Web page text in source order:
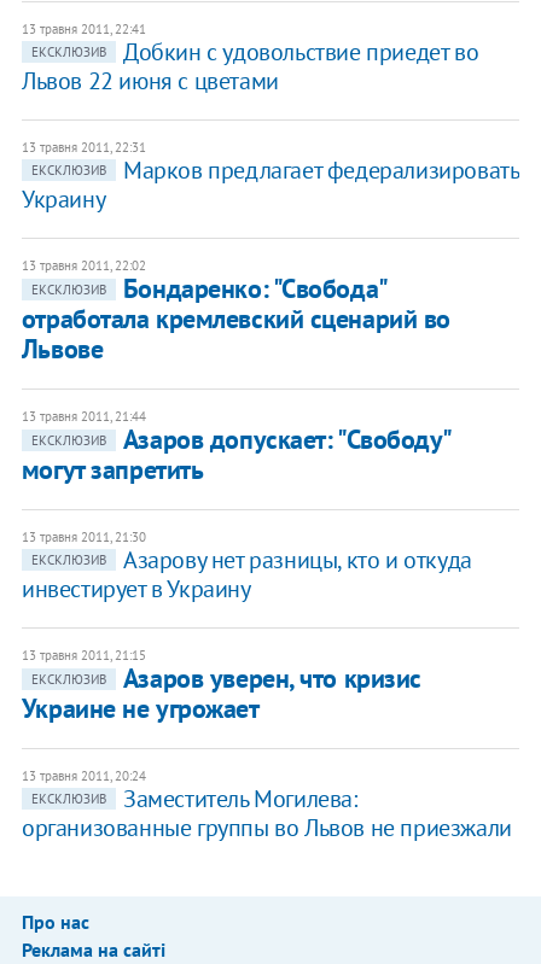
13 травня 2011, 22:41
ЕКСКЛЮЗИВ
Добкин с удовольствие приедет во
Львов 22 июня с цветами
13 травня 2011, 22:31
ЕКСКЛЮЗИВ
Марков предлагает федерализировать
Украину
13 травня 2011, 22:02
ЕКСКЛЮЗИВ
Бондаренко: "Свобода"
отработала кремлевский сценарий во
Львове
13 травня 2011, 21:44
ЕКСКЛЮЗИВ
Азаров допускает: "Свободу"
могут запретить
13 травня 2011, 21:30
ЕКСКЛЮЗИВ
Азарову нет разницы, кто и откуда
инвестирует в Украину
13 травня 2011, 21:15
ЕКСКЛЮЗИВ
Азаров уверен, что кризис
Украине не угрожает
13 травня 2011, 20:24
ЕКСКЛЮЗИВ
Заместитель Могилева:
организованные группы во Львов не приезжали
Про нас
Реклама на сайті